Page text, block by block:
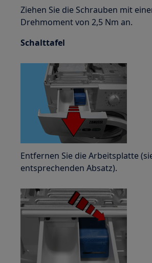
Ziehen Sie die Schrauben mit
Drehmoment von 2,5 Nm an.
Schalttafel
Entfernen Sie die Arbeitsplatte
entsprechenden Absatz).